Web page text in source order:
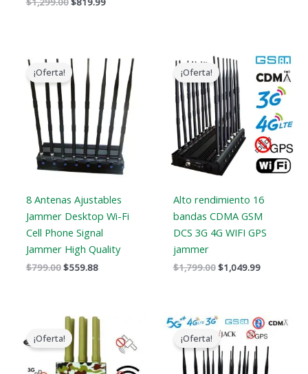
¡Oferta!
8 Antenas Ajustables
Jammer Desktop Wi-Fi
Cell Phone Signal
Jammer High Quality
$799.00
precio
original
era:
$799.00.
$559.88
precio
actual
es:
$559.88.
¡Oferta!
Alto rendimiento 16
bandas CDMA GSM
DCS 3G 4G WIFI GPS
jammer
$1,799.00
El
precio
original
era:
$1,799.00.
$1,049.99
El
precio
actual
es:
$1,049.99.
¡Oferta!
El
precio
original
era:
$599.00.
El
precio
actual
es:
$396.99.
¡Oferta!
El
precio
original
era:
$1,899.00.
El
precio
actual
es:
$1,166.99.